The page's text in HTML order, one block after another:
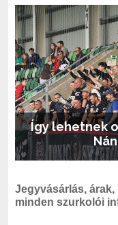
Így lehetnek
Jegyvásárlás,
minden szurkolói